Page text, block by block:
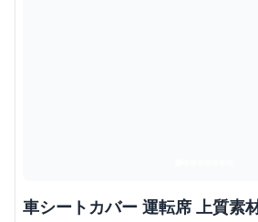
車シートカバー 運転席 上質素